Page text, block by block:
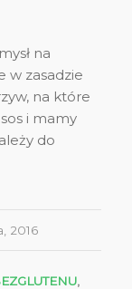
na
w zasadzie
na które
i mamy
do
2016
,